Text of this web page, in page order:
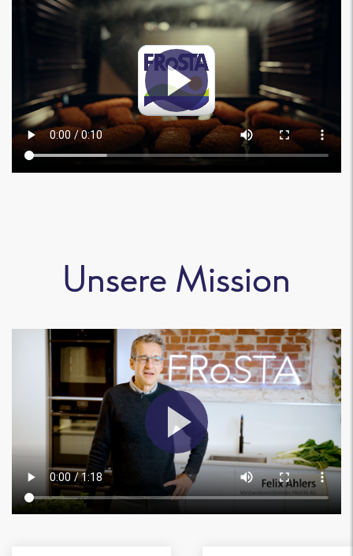
Unsere Mission